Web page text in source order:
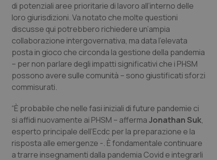
Valle D’Aosta
Veneto
Oncodermatologia
Oncoematologia
Oncologia & Nutrizione
Psoriasi & pelle
Quotidiano Cardiologia
Quotidiano Chirurgia
di potenziali aree prioritarie di lavoro all’interno delle
loro giurisdizioni. Va notato che molte questioni
discusse qui potrebbero richiedere un’ampia
collaborazione intergovernativa, ma data l’elevata
posta in gioco che circonda la gestione della pandemia
– per non parlare degli impatti significativi che i PHSM
possono avere sulle comunità – sono giustificati sforzi
commisurati.
“È probabile che nelle fasi iniziali di future pandemie ci
si affidi nuovamente ai PHSM – affermaJonathan Suk,
esperto principale dell’Ecdc per la preparazione e la
risposta alle emergenze -. È fondamentale continuare
a trarre insegnamenti dalla pandemia Covid e integrarli